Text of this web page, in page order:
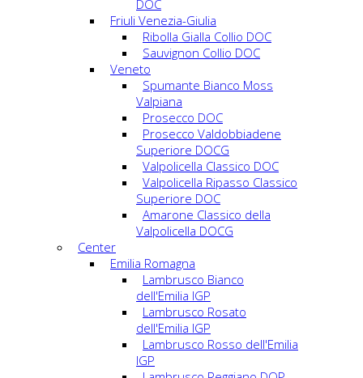
DOC
Friuli Venezia-Giulia
Ribolla Gialla Collio DOC
Sauvignon Collio DOC
Veneto
Spumante Bianco Moss
Valpiana
Prosecco DOC
Prosecco Valdobbiadene
Superiore DOCG
Valpolicella Classico DOC
Valpolicella Ripasso Classico
Superiore DOC
Amarone Classico della
Valpolicella DOCG
Center
Emilia Romagna
Lambrusco Bianco
dell'Emilia IGP
Lambrusco Rosato
dell'Emilia IGP
Lambrusco Rosso dell'Emilia
IGP